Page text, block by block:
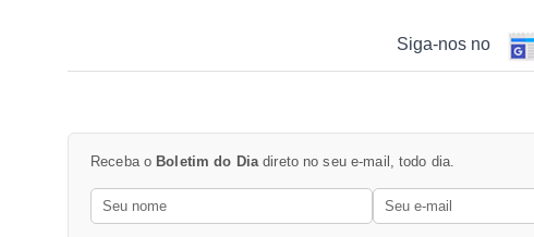
Siga-nos no
Receba o Boletim do Diadireto no seu e-mail, todo dia.